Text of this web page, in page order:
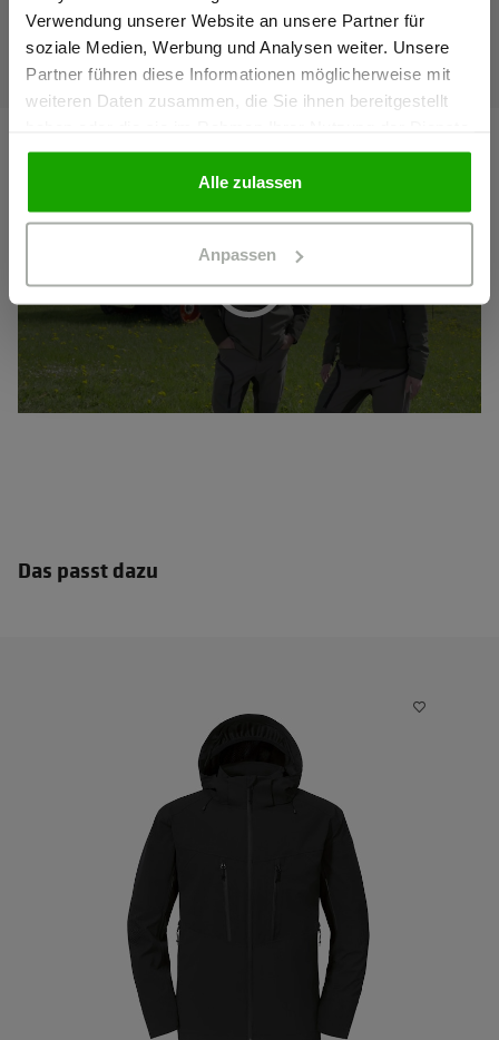
Verwendung unserer Website an unsere Partner für
soziale Medien, Werbung und Analysen weiter. Unsere
Partner führen diese Informationen möglicherweise mit
weiteren Daten zusammen, die Sie ihnen bereitgestellt
gesammelt haben.
Alle zulassen
Anpassen
Das passt dazu
Preise werden netto ausgewiesen.